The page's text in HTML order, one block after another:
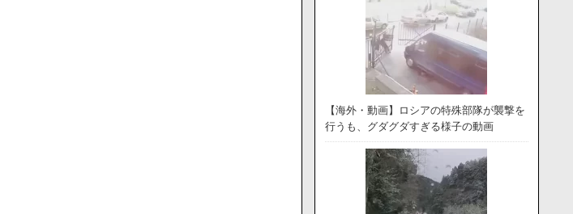
【海外・動画】ロシアの特殊部隊が襲撃を
行うも、グダグダすぎる様子の動画